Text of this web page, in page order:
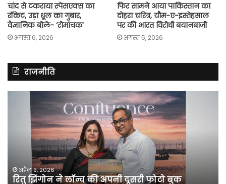
चांद से टकराया स्पेसएक्स का
रॉकेट, उड़ा धूल का गुबार,
वैज्ञानिक बोले- ‘रोमांचक’
अगस्त 6, 2026
फिर सामने आया पाकिस्तान का
दोहरा चरित्र, यौम-ए-इस्तेहसाल
पर की भारत विरोधी बयानबाजी
अगस्त 5, 2026
राजनीति
फोटो
बुक
अप्रैल 9, 2026
रितु झिंगोन ने लॉन्च की अपनी दूसरी फोटो बुक